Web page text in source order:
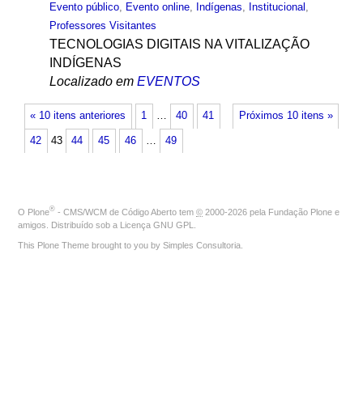
Evento público, Evento online, Indígenas, Institucional ,
Professores Visitantes
TECNOLOGIAS DIGITAIS NA VITALIZAÇÃO
INDÍGENAS
Localizado em EVENTOS
« 10 itens anteriores Próximos 10 itens »
1 … 40 41
42 43 44 45 46 … 49
O Plone® - CMS/WCM de Código Aberto tem © 2000-2026 pela Fundação Plone e
amigos. Distribuído sob a Licença GNU GPL
This Plone Theme brought to you by Simples Consultoria